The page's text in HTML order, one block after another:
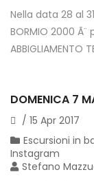
Nella data 28 al
BORMIO 2000 Ã¨
ABBIGLIAMENTO
DOMENICA 7
/ 15 Apr 2017
Escursioni in
Instagram
Stefano